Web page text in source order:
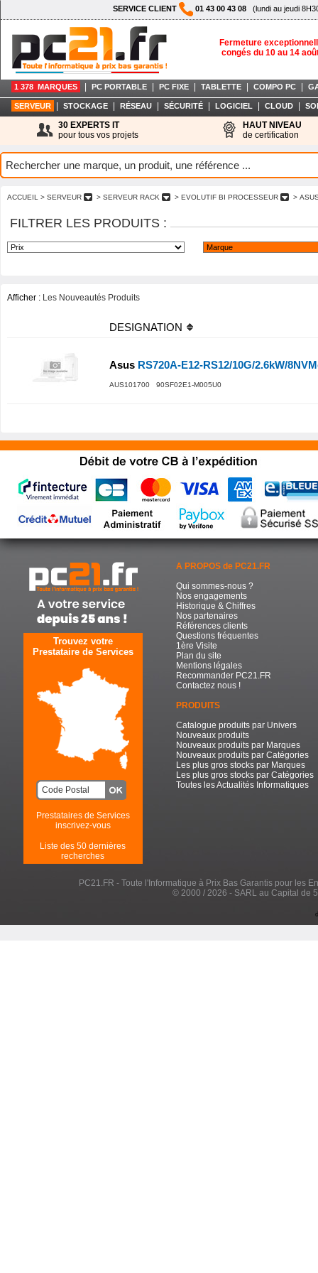
SERVICE CLIENT 01 43 00 43 08 (lundi au jeudi
Fermeture
congés du 10 au 14
1 378 MARQUES PC PORTABLE PC FIXE TABLETTE COMPO PC
SERVEUR STOCKAGE RÉSEAU SÉCURITÉ LOGICIEL CLOUD
30 EXPERTS IT
pour tous vos projets
HAUT NIVEAU
de certification
ACCUEIL > SERVEUR > SERVEUR RACK > EVOLUTIF BI PROCESSEUR >
FILTRER LES PRODUITS :
Afficher : Les Nouveautés Produits
DESIGNATION
Asus RS720A-E12-RS12/10G/2.6kW/
AUS101700 90SF02E1-M005U0
Trouvez votre
Prestataire de Services
Prestataires de Services
inscrivez-vous
Liste des 50 dernières
recherches
A PROPOS de PC21.FR
Qui sommes-nous ?
Nos engagements
Historique & Chiffres
Nos partenaires
Références clients
Questions fréquentes
1ère Visite
Plan du site
Mentions légales
Recommander PC21.FR
Contactez nous !
PRODUITS
Catalogue produits par Univers
Nouveaux produits
Nouveaux produits par Marques
Nouveaux produits par Catégories
Les plus gros stocks par Marques
Les plus gros stocks par Catégories
Toutes les Actualités Informatiques
PC21.FR - Toute l'Informatique à Prix Bas Garantis pour les
© 2000 / 2026 - SARL au Capital de